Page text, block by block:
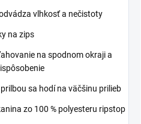
vlhkosť a nečistoty
na zips
na spodnom okraji a
sa hodí na väčšinu prilieb
zo 100 % polyesteru ripstop